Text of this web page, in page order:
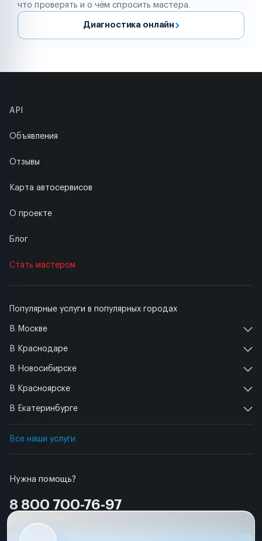
что проверять и о чём спросить мастера.
Диагностика онлайн
Нужна помощь?
8 800 700-76-97
Популярные услуги в популярных городах
В Москве
В Краснодаре
В Новосибирске
В Красноярске
В Екатеринбурге
Все наши услуги
API
Объявления
Отзывы
Карта автосервисов
О проекте
Блог
Стать мастером